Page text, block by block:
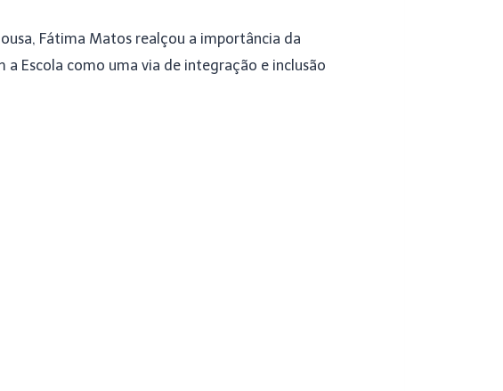
Fátima Matos realçou a importância da
Escola como uma via de integração e inclusão